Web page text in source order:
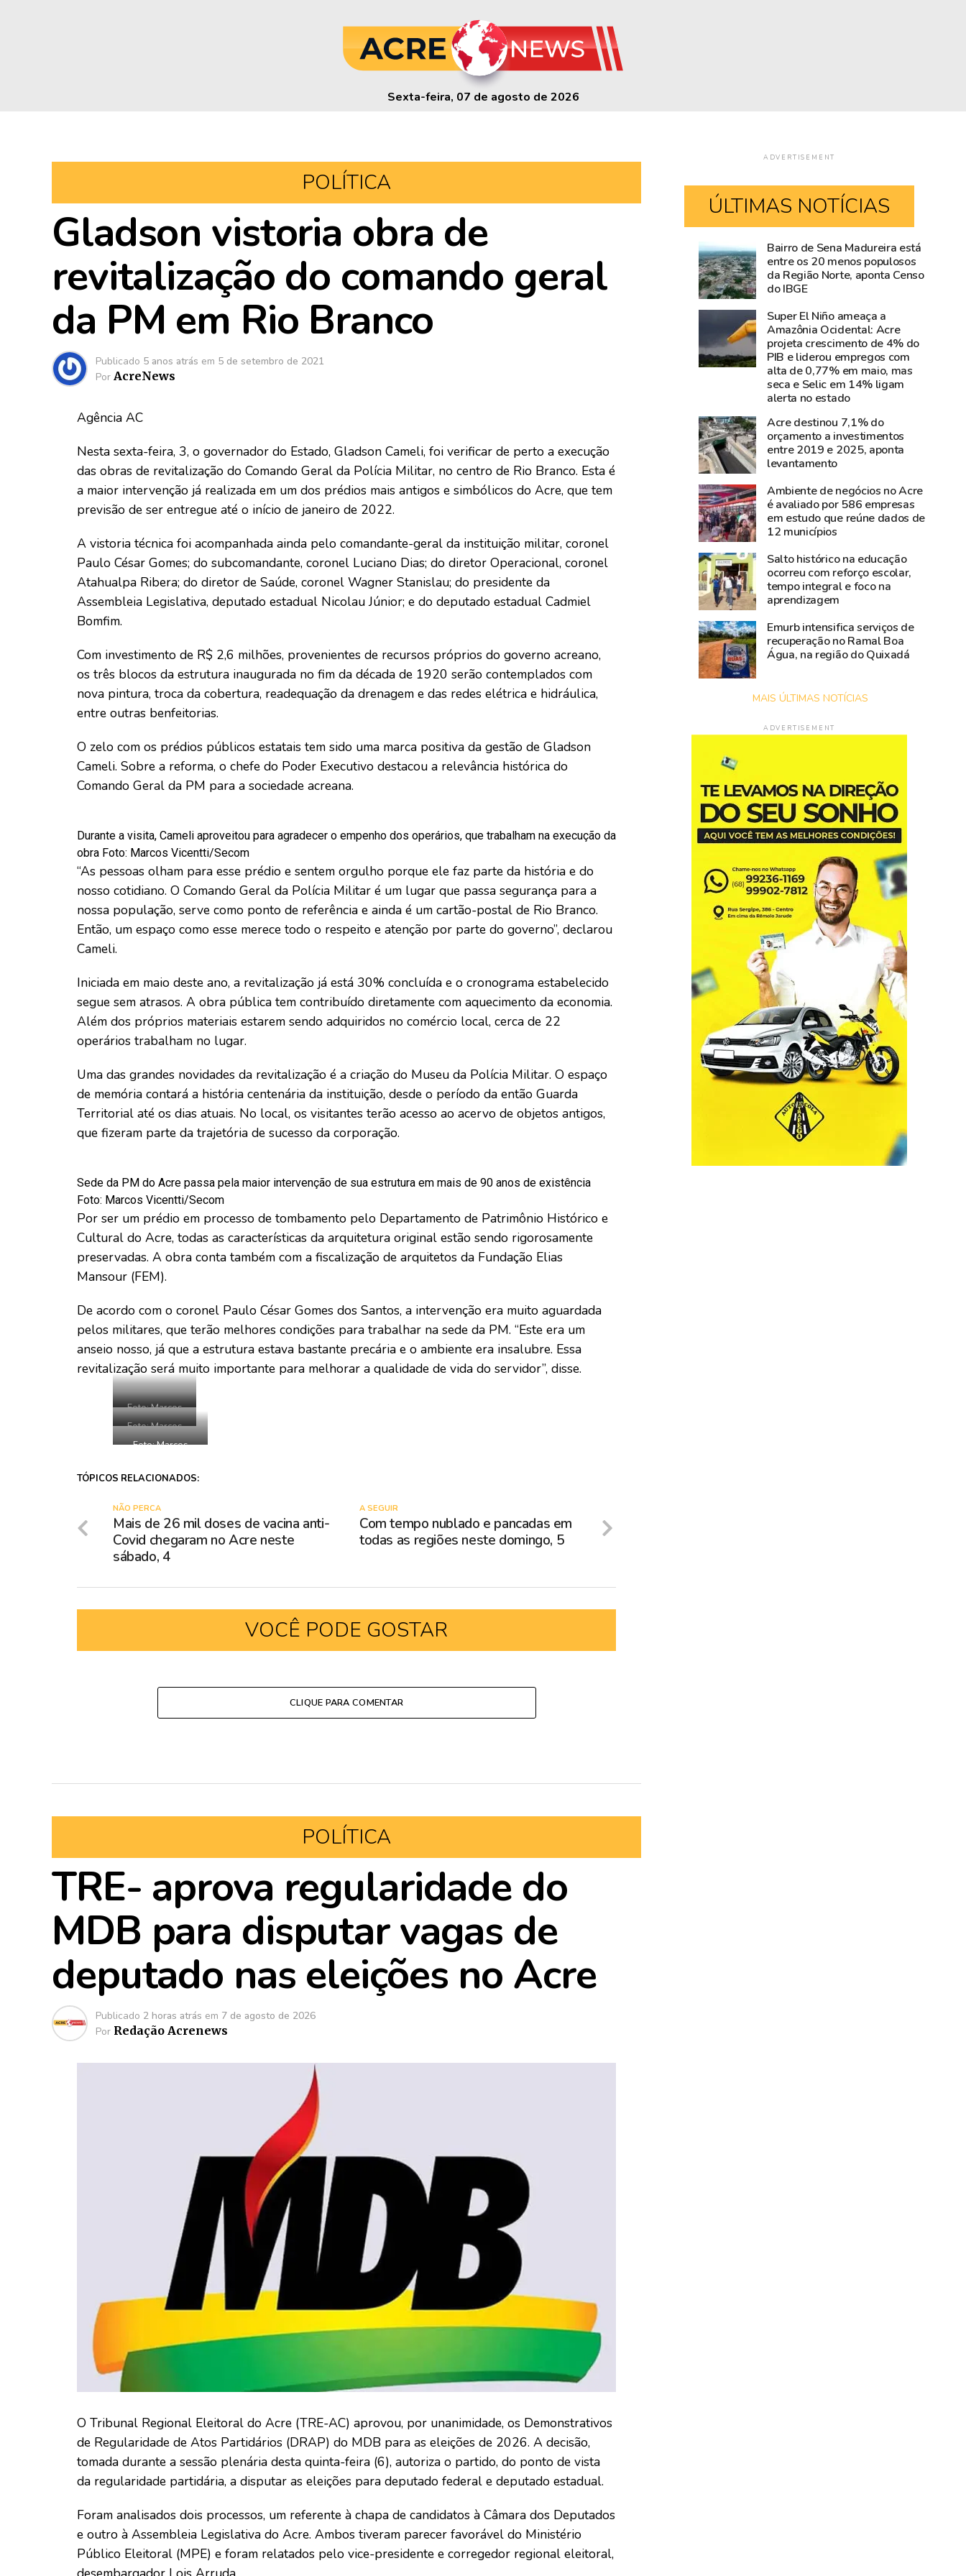
Sexta-feira, 07 de agosto de 2026
POLÍTICA
Gladson vistoria obra de
revitalização do comando geral
da PM em Rio Branco
Publicado 5 anos atrás em 5 de setembro de 2021
Por AcreNews
Agência AC
Nesta sexta-feira, 3, o governador do Estado, Gladson Cameli, foi verificar de perto a execução
das obras de revitalização do Comando Geral da Polícia Militar, no centro de Rio Branco. Esta é
a maior intervenção já realizada em um dos prédios mais antigos e simbólicos do Acre, que tem
previsão de ser entregue até o início de janeiro de 2022.
A vistoria técnica foi acompanhada ainda pelo comandante-geral da instituição militar, coronel
Paulo César Gomes; do subcomandante, coronel Luciano Dias; do diretor Operacional, coronel
Atahualpa Ribera; do diretor de Saúde, coronel Wagner Stanislau; do presidente da
Assembleia Legislativa, deputado estadual Nicolau Júnior; e do deputado estadual Cadmiel
Bomfim.
Com investimento de R$ 2,6 milhões, provenientes de recursos próprios do governo acreano,
os três blocos da estrutura inaugurada no fim da década de 1920 serão contemplados com
nova pintura, troca da cobertura, readequação da drenagem e das redes elétrica e hidráulica,
entre outras benfeitorias.
O zelo com os prédios públicos estatais tem sido uma marca positiva da gestão de Gladson
Cameli. Sobre a reforma, o chefe do Poder Executivo destacou a relevância histórica do
Comando Geral da PM para a sociedade acreana.
Durante a visita, Cameli aproveitou para agradecer o empenho dos operários, que trabalham na execução da
obra Foto: Marcos Vicentti/Secom
“As pessoas olham para esse prédio e sentem orgulho porque ele faz parte da história e do
nosso cotidiano. O Comando Geral da Polícia Militar é um lugar que passa segurança para a
nossa população, serve como ponto de referência e ainda é um cartão-postal de Rio Branco.
Então, um espaço como esse merece todo o respeito e atenção por parte do governo”, declarou
Cameli.
Iniciada em maio deste ano, a revitalização já está 30% concluída e o cronograma estabelecido
segue sem atrasos. A obra pública tem contribuído diretamente com aquecimento da economia.
Além dos próprios materiais estarem sendo adquiridos no comércio local, cerca de 22
operários trabalham no lugar.
Uma das grandes novidades da revitalização é a criação do Museu da Polícia Militar. O espaço
de memória contará a história centenária da instituição, desde o período da então Guarda
Territorial até os dias atuais. No local, os visitantes terão acesso ao acervo de objetos antigos,
que fizeram parte da trajetória de sucesso da corporação.
Sede da PM do Acre passa pela maior intervenção de sua estrutura em mais de 90 anos de existência
Foto: Marcos Vicentti/Secom
Por ser um prédio em processo de tombamento pelo Departamento de Patrimônio Histórico e
Cultural do Acre, todas as características da arquitetura original estão sendo rigorosamente
preservadas. A obra conta também com a fiscalização de arquitetos da Fundação Elias
Mansour (FEM).
De acordo com o coronel Paulo César Gomes dos Santos, a intervenção era muito aguardada
pelos militares, que terão melhores condições para trabalhar na sede da PM. “Este era um
anseio nosso, já que a estrutura estava bastante precária e o ambiente era insalubre. Essa
revitalização será muito importante para melhorar a qualidade de vida do servidor”, disse.
Foto: Marcos
Vicentti/Secom
Foto: Marcos
Vicentti/Secom
Foto: Marcos
TÓPICOS RELACIONADOS:
A SEGUIR
Com tempo nublado e pancadas em
todas as regiões neste domingo, 5
NÃO PERCA
Mais de 26 mil doses de vacina anti-
Covid chegaram no Acre neste
sábado, 4
VOCÊ PODE GOSTAR
CLIQUE PARA COMENTAR
POLÍTICA
TRE- aprova regularidade do
MDB para disputar vagas de
deputado nas eleições no Acre
Publicado 2 horas atrás em 7 de agosto de 2026
Por Redação Acrenews
O Tribunal Regional Eleitoral do Acre (TRE-AC) aprovou, por unanimidade, os Demonstrativos
de Regularidade de Atos Partidários (DRAP) do MDB para as eleições de 2026. A decisão,
tomada durante a sessão plenária desta quinta-feira (6), autoriza o partido, do ponto de vista
da regularidade partidária, a disputar as eleições para deputado federal e deputado estadual.
Foram analisados dois processos, um referente à chapa de candidatos à Câmara dos Deputados
e outro à Assembleia Legislativa do Acre. Ambos tiveram parecer favorável do Ministério
Público Eleitoral (MPE) e foram relatados pelo vice-presidente e corregedor regional eleitoral,
ADVERTISEMENT
ÚLTIMAS NOTÍCIAS
Blog
do
Accioly:
Tarauacá
Carlos
Pinto,
Shampoo
Esperança
símbolo
do
empreendedorismo
amazônico
Visitantes
tiram
proveito
do
parque
de
diversão
entre
frequentadores,
crianças,
jovens
adultos
Bairro de Sena Madureira está
entre os 20 menos populosos
da Região Norte, aponta Censo
do IBGE
Super El Niño ameaça a
Amazônia Ocidental: Acre
projeta crescimento de 4% do
PIB e liderou empregos com
alta de 0,77% em maio, mas
seca e Selic em 14% ligam
alerta no estado
Acre destinou 7,1% do
orçamento a investimentos
entre 2019 e 2025, aponta
levantamento
Ambiente de negócios no Acre
é avaliado por 586 empresas
em estudo que reúne dados de
12 municípios
Salto histórico na educação
ocorreu com reforço escolar,
tempo integral e foco na
aprendizagem
Emurb intensifica serviços de
recuperação no Ramal Boa
Água, na região do Quixadá
MAIS ÚLTIMAS NOTÍCIAS
ADVERTISEMENT